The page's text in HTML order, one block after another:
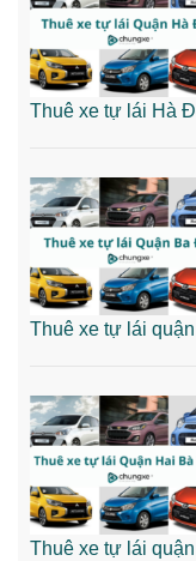
Thuê xe tự lái Hà
Thuê xe tự lái
Thuê xe tự lái